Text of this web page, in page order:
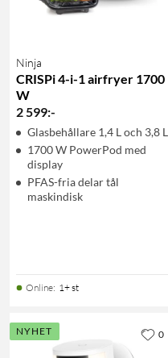
Ninja
CRISPi 4-i-1 airfryer 1700
W
2 599:-
Glasbehållare 1,4 L och 3,8 L
1700 W PowerPod med
display
PFAS-fria delar tål
maskindisk
Online: 1+ st
NYHET 0